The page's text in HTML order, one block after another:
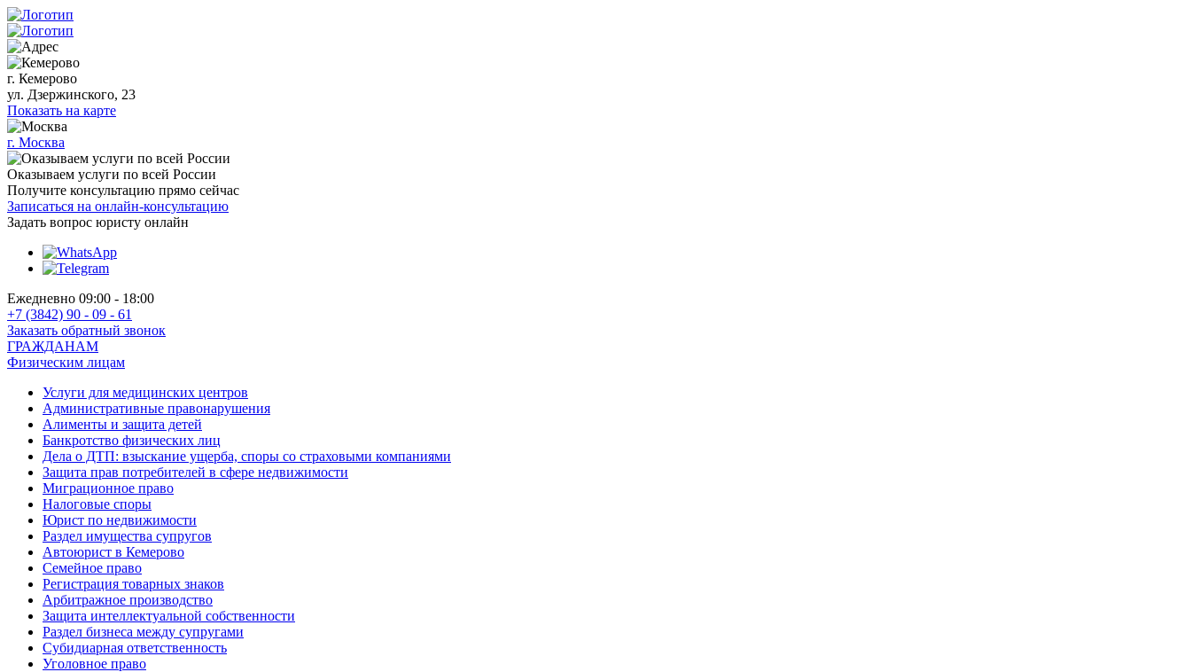
г. Кемерово
ул. Дзержинского, 23
Показать на карте
г. Москва
Оказываем услуги по всей России
Получите консультацию прямо сейчас
Записаться на онлайн-консультацию
Задать вопрос юристу онлайн
Ежедневно 09:00 - 18:00
+7 (3842) 90 - 09 - 61
Заказать обратный звонок
ГРАЖДАНАМ
Физическим лицам
Услуги для медицинских центров
Административные правонарушения
Алименты и защита детей
Банкротство физических лиц
Дела о ДТП: взыскание ущерба, споры со страховыми компаниями
Защита прав потребителей в сфере недвижимости
Миграционное право
Налоговые споры
Юрист по недвижимости
Раздел имущества супругов
Автоюрист в Кемерово
Семейное право
Регистрация товарных знаков
Арбитражное производство
Защита интеллектуальной собственности
Раздел бизнеса между супругами
Субидиарная ответственность
Уголовное право